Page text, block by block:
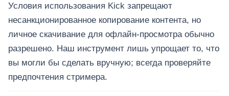
Условия использования Kick запрещают
несанкционированное копирование контента, но
личное скачивание для офлайн-просмотра обычно
разрешено. Наш инструмент лишь упрощает то, что
вы могли бы сделать вручную; всегда проверяйте
предпочтения стримера.